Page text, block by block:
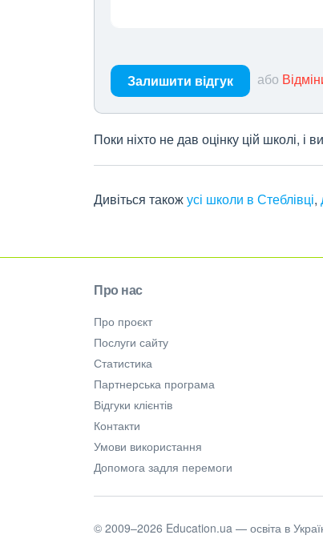
Залишити відгук або
Поки ніхто не дав оцінку цій школі,
Дивіться такожусі школи в Стеблівці,
Про нас
Про проєкт
Послуги сайту
Статистика
Партнерська програма
Відгуки клієнтів
Контакти
Умови використання
Допомога задля перемоги
© 2009–2026 Education.ua — освіта в